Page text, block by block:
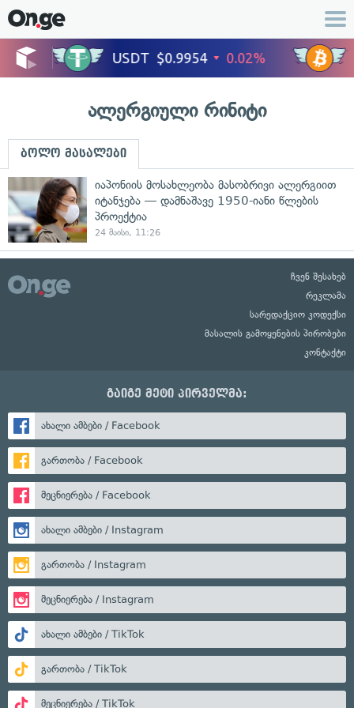
ალერგიული რინიტი
ბოლო მასალები
იაპონიის მოსახლეობა მასობრივი ალერგიით
იტანჯება — დამნაშავე 1950-იანი წლების
პროექტია
24 მაისი, 11:26
ჩვენ შესახებ
რეკლამა
სარედაქციო კოდექსი
მასალის გამოყენების პირობები
კონტაქტი
გაიგე მეტი პირველმა:
ახალი ამბები / Facebook
გართობა / Facebook
მეცნიერება / Facebook
ახალი ამბები / Instagram
გართობა / Instagram
მეცნიერება / Instagram
ახალი ამბები / TikTok
გართობა / TikTok
მეცნიერება / TikTok